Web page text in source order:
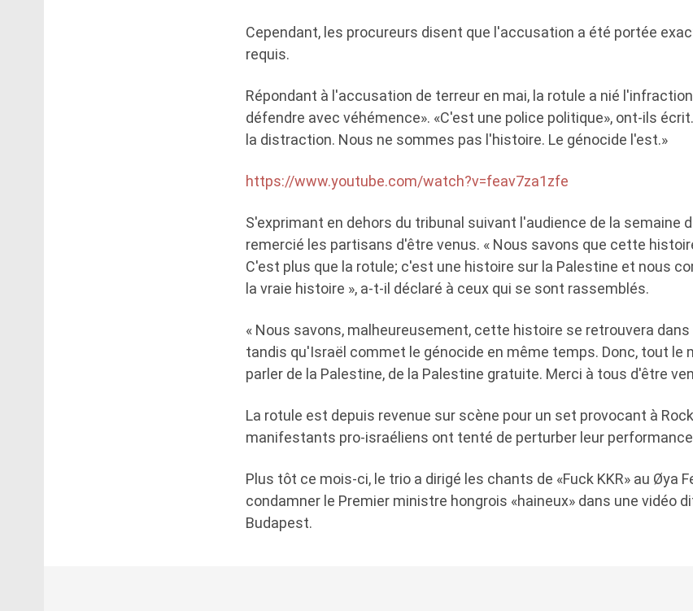
Cependant, les procureurs disent que l'accusation a été portée
requis.
Répondant à l'accusation de terreur en mai, la rotule a nié
défendre avec véhémence». «C'est une police politique», ont-ils
la distraction. Nous ne sommes pas l'histoire. Le génocide l'est.»
https://www.youtube.com/watch?v=feav7za1zfe
S'exprimant en dehors du tribunal suivant l'audience de la semaine
remercié les partisans d'être venus. « Nous savons que cette
C'est plus que la rotule; c'est une histoire sur la Palestine et nous
la vraie histoire », a-t-il déclaré à ceux qui se sont rassemblés.
« Nous savons, malheureusement, cette histoire se retrouvera
tandis qu'Israël commet le génocide en même temps. Donc, tout le
parler de la Palestine, de la Palestine gratuite. Merci à tous d'être
La rotule est depuis revenue sur scène pour un set provocant à
manifestants pro-israéliens ont tenté de perturber leur
Plus tôt ce mois-ci, le trio a dirigé les chants de «Fuck KKR» au Øya
condamner le Premier ministre hongrois «haineux» dans une vidéo
Budapest.